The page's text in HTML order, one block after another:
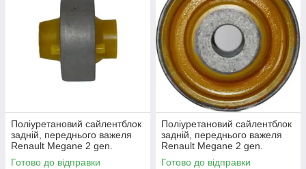
Поліуретановий сайлентблок
задній, переднього важеля
Renault Megane 2 gen.
Хетчбек (2002-2009) v17
Готово до відправки
Поліуретановий сайлентблок
задній, переднього важеля
Renault Megane 2 gen.
Хетчбек (2002-2009) v17
Готово до відправки